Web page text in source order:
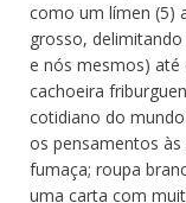
como um límen (5)
grosso,
e nós mesmos) até
cachoeira
cotidiano do
os pensamentos
fumaça; roupa
uma carta com